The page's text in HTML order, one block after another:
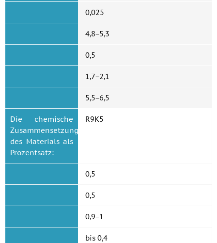
0,025
4,8−5,3
0,5
1,7−2,1
5,5−6,5
Die chemische
Zusammensetzung
des Materials als
Prozentsatz:
R9K5
0,5
0,5
0,9−1
bis 0,4